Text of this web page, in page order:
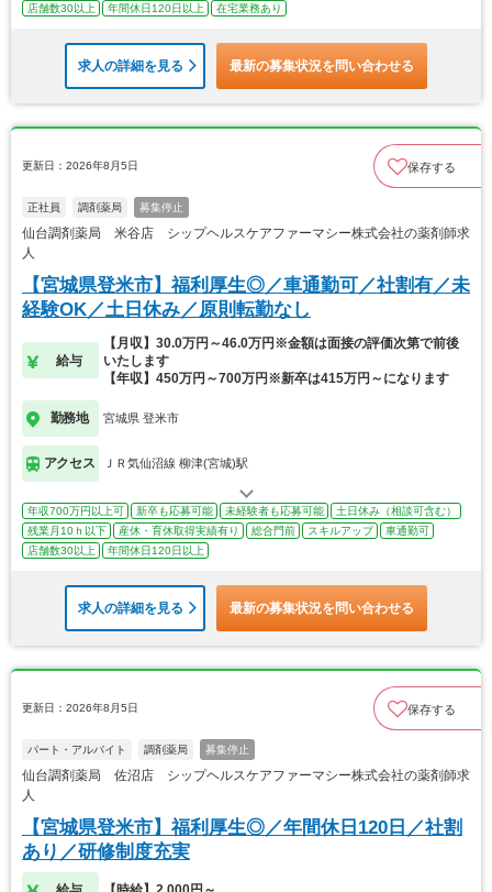
店舗数30以上
年間休日120日以上 在宅業務あり
求人の詳細を見る 最新の募集状況を問い合わせる
更新日：2026年8月5日 保存する
正社員 調剤薬局 募集停止
仙台調剤薬局 米谷店 シップヘルスケアファーマシー株式会社の薬剤師求
人
【宮城県登米市】福利厚生◎／車通勤可／社割有／未
経験OK／土日休み／原則転勤なし
給与
【月収】30.0万円～46.0万円※金額は面接の評価次第で前後
いたします
【年収】450万円～700万円※新卒は415万円～になります
勤務地 宮城県 登米市
アクセス ＪＲ気仙沼線 柳津(宮城)駅
年収700万円以上可 新卒も応募可能 未経験者も応募可能
土日休み（相談可含む）
残業月10ｈ以下
産休・育休取得実績有り 総合門前 スキルアップ
車通勤可
店舗数30以上
年間休日120日以上
求人の詳細を見る 最新の募集状況を問い合わせる
更新日：2026年8月5日 保存する
パート・アルバイト 調剤薬局 募集停止
仙台調剤薬局 佐沼店 シップヘルスケアファーマシー株式会社の薬剤師求
人
【宮城県登米市】福利厚生◎／年間休日120日／社割
あり／研修制度充実